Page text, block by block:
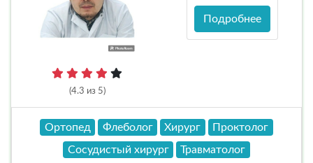
(4.3 из 5)
Подробнее
Ортопед Флеболог Хирург
Проктолог
Сосудистый хирург
Травматолог